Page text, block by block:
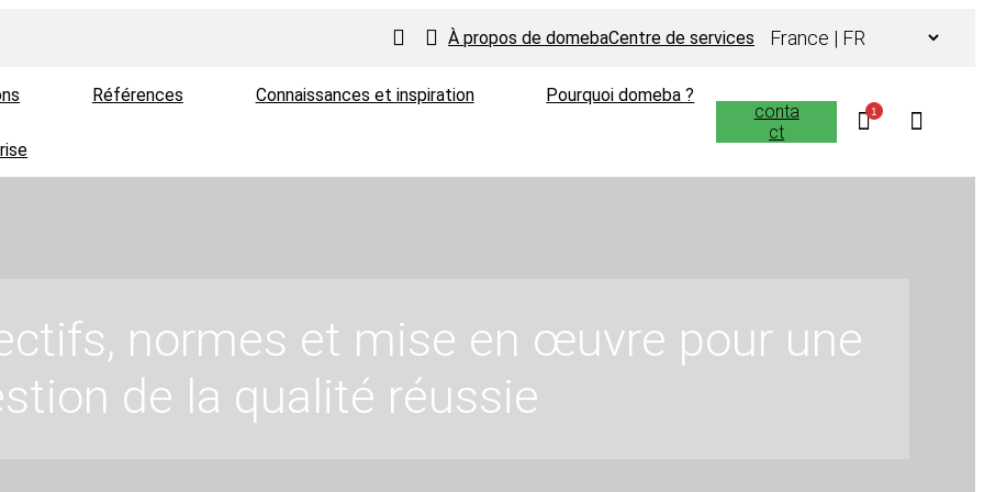
À propos de domebaCentre de servicesune
Références Connaissances et inspiration Pourquoi domeba ?
conta
ct
1
normes et mise en œuvre pour une
de la qualité réussie